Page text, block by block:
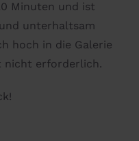
Minuten und ist
unterhaltsam
hoch in die Galerie
nicht erforderlich.